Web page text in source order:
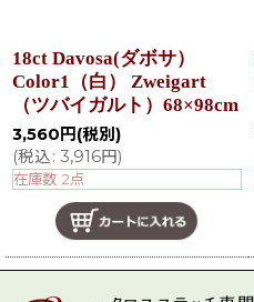
18ct Davosa(ダボサ）
Color1（白） Zweigart
（ツバイガルト）68×98cm
3,560 円 (税別)
(税込: 3,916円)
在庫数 2点